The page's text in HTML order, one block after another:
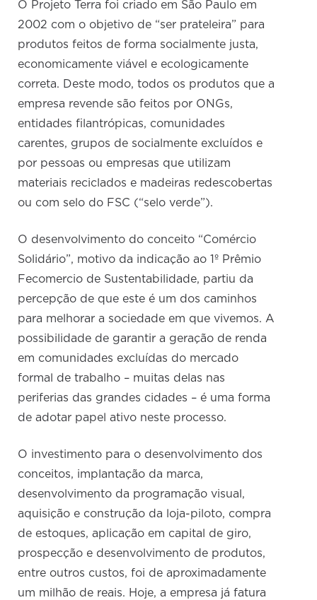
O Projeto Terra foi criado em São Paulo em
2002 com o objetivo de “ser prateleira” para
produtos feitos de forma socialmente justa,
economicamente viável e ecologicamente
correta. Deste modo, todos os produtos que a
empresa revende são feitos por ONGs,
entidades filantrópicas, comunidades
carentes, grupos de socialmente excluídos e
por pessoas ou empresas que utilizam
materiais reciclados e madeiras redescobertas
ou com selo do FSC (“selo verde”).
O desenvolvimento do conceito “Comércio
Solidário”, motivo da indicação ao 1º Prêmio
Fecomercio de Sustentabilidade, partiu da
percepção de que este é um dos caminhos
para melhorar a sociedade em que vivemos. A
possibilidade de garantir a geração de renda
em comunidades excluídas do mercado
formal de trabalho – muitas delas nas
periferias das grandes cidades – é uma forma
de adotar papel ativo neste processo.
O investimento para o desenvolvimento dos
conceitos, implantação da marca,
desenvolvimento da programação visual,
aquisição e construção da loja-piloto, compra
de estoques, aplicação em capital de giro,
prospecção e desenvolvimento de produtos,
entre outros custos, foi de aproximadamente
um milhão de reais. Hoje, a empresa já fatura